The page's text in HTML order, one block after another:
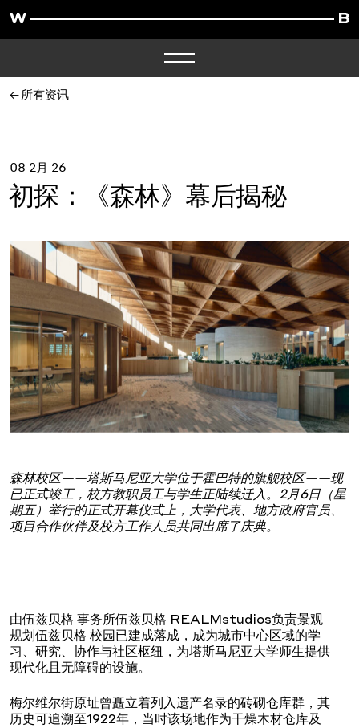
所有资讯
08 2月 26
初探：《森林》幕后揭秘
森林校区——塔斯马尼亚大学位于霍巴特的旗舰校区——现
已正式竣工，校方教职员工与学生正陆续迁入。2月6日（星
期五）举行的正式开幕仪式上，大学代表、地方政府官员、
项目合作伙伴及校方工作人员共同出席了庆典。
由伍兹贝格 事务所伍兹贝格 REALMstudios负责景观
规划伍兹贝格 校园已建成落成，成为城市中心区域的学
习、研究、协作与社区枢纽，为塔斯马尼亚大学师生提供
现代化且无障碍的设施。
梅尔维尔街原址曾矗立着列入遗产名录的砖砌仓库群，其
历史可追溯至1922年，当时该场地作为干燥木材仓库及